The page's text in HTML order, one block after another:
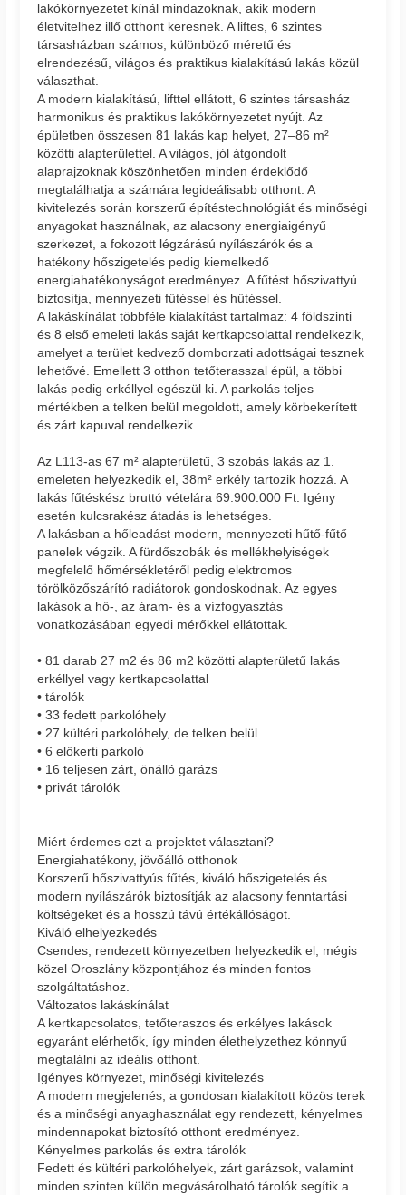
lakókörnyezetet kínál mindazoknak, akik modern
életvitelhez illő otthont keresnek. A liftes, 6 szintes
társasházban számos, különböző méretű és
elrendezésű, világos és praktikus kialakítású lakás közül
választhat.
A modern kialakítású, lifttel ellátott, 6 szintes társasház
harmonikus és praktikus lakókörnyezetet nyújt. Az
épületben összesen 81 lakás kap helyet, 27–86 m²
közötti alapterülettel. A világos, jól átgondolt
alaprajzoknak köszönhetően minden érdeklődő
megtalálhatja a számára legideálisabb otthont. A
kivitelezés során korszerű építéstechnológiát és minőségi
anyagokat használnak, az alacsony energiaigényű
szerkezet, a fokozott légzárású nyílászárók és a
hatékony hőszigetelés pedig kiemelkedő
energiahatékonyságot eredményez. A fűtést hőszivattyú
biztosítja, mennyezeti fűtéssel és hűtéssel.
A lakáskínálat többféle kialakítást tartalmaz: 4 földszinti
és 8 első emeleti lakás saját kertkapcsolattal rendelkezik,
amelyet a terület kedvező domborzati adottságai tesznek
lehetővé. Emellett 3 otthon tetőterasszal épül, a többi
lakás pedig erkéllyel egészül ki. A parkolás teljes
mértékben a telken belül megoldott, amely körbekerített
és zárt kapuval rendelkezik.
Az L113-as 67 m² alapterületű, 3 szobás lakás az 1.
emeleten helyezkedik el, 38m² erkély tartozik hozzá. A
lakás fűtéskész bruttó vételára 69.900.000 Ft. Igény
esetén kulcsrakész átadás is lehetséges.
A lakásban a hőleadást modern, mennyezeti hűtő-fűtő
panelek végzik. A fürdőszobák és mellékhelyiségek
megfelelő hőmérsékletéről pedig elektromos
törölközőszárító radiátorok gondoskodnak. Az egyes
lakások a hő-, az áram- és a vízfogyasztás
vonatkozásában egyedi mérőkkel ellátottak.
• 81 darab 27 m2 és 86 m2 közötti alapterületű lakás
erkéllyel vagy kertkapcsolattal
• tárolók
• 33 fedett parkolóhely
• 27 kültéri parkolóhely, de telken belül
• 6 előkerti parkoló
• 16 teljesen zárt, önálló garázs
• privát tárolók
Miért érdemes ezt a projektet választani?
Energiahatékony, jövőálló otthonok
Korszerű hőszivattyús fűtés, kiváló hőszigetelés és
modern nyílászárók biztosítják az alacsony fenntartási
költségeket és a hosszú távú értékállóságot.
Kiváló elhelyezkedés
Csendes, rendezett környezetben helyezkedik el, mégis
közel Oroszlány központjához és minden fontos
szolgáltatáshoz.
Változatos lakáskínálat
A kertkapcsolatos, tetőteraszos és erkélyes lakások
egyaránt elérhetők, így minden élethelyzethez könnyű
megtalálni az ideális otthont.
Igényes környezet, minőségi kivitelezés
A modern megjelenés, a gondosan kialakított közös terek
és a minőségi anyaghasználat egy rendezett, kényelmes
mindennapokat biztosító otthont eredményez.
Kényelmes parkolás és extra tárolók
Fedett és kültéri parkolóhelyek, zárt garázsok, valamint
minden szinten külön megvásárolható tárolók segítik a